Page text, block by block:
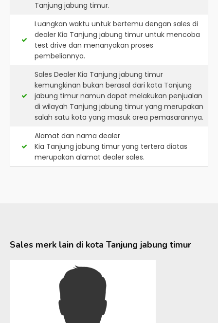
Tanjung jabung timur.
Luangkan waktu untuk bertemu dengan sales di
dealer Kia Tanjung jabung timur untuk mencoba
test drive dan menanyakan proses
pembeliannya.
Sales Dealer Kia Tanjung jabung timur
kemungkinan bukan berasal dari kota Tanjung
jabung timur namun dapat melakukan penjualan
di wilayah Tanjung jabung timur yang merupakan
salah satu kota yang masuk area pemasarannya.
Alamat dan nama dealer
Kia Tanjung jabung timur yang tertera diatas
merupakan alamat dealer sales.
Sales merk lain di kota Tanjung jabung timur